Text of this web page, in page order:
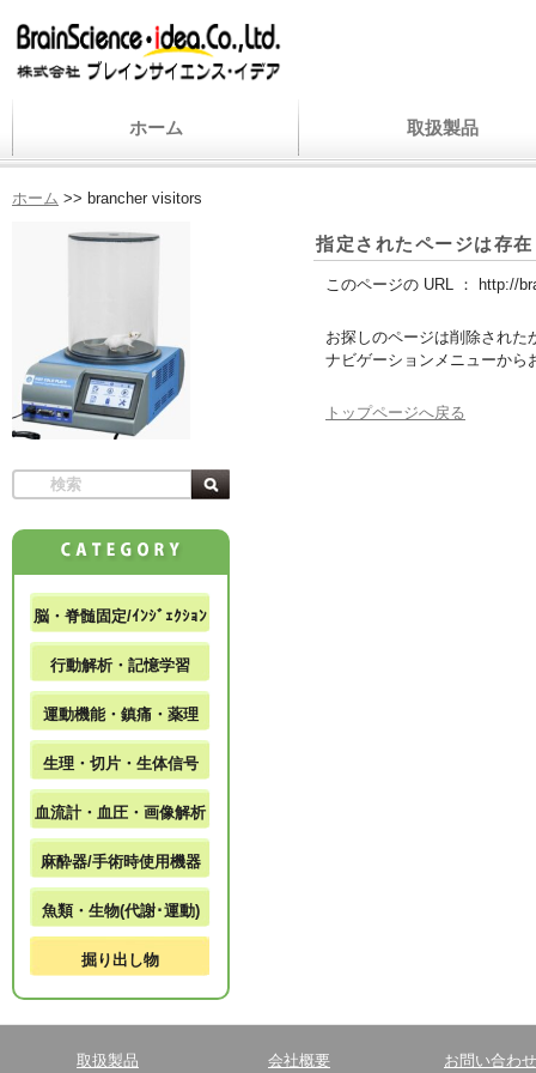
ホーム 取扱製品
ホーム >> brancher visitors
指定されたページは存
このページの URL ： http://
お探しのページは削除された
ナビゲーションメニューから
トップページへ戻る
脳・脊髄固定/ｲﾝｼﾞｪｸｼｮﾝ
行動解析・記憶学習
運動機能・鎮痛・薬理
生理・切片・生体信号
血流計・血圧・画像解析
麻酔器/手術時使用機器
魚類・生物(代謝･運動)
掘り出し物
取扱製品 会社概要 お問い合わせ